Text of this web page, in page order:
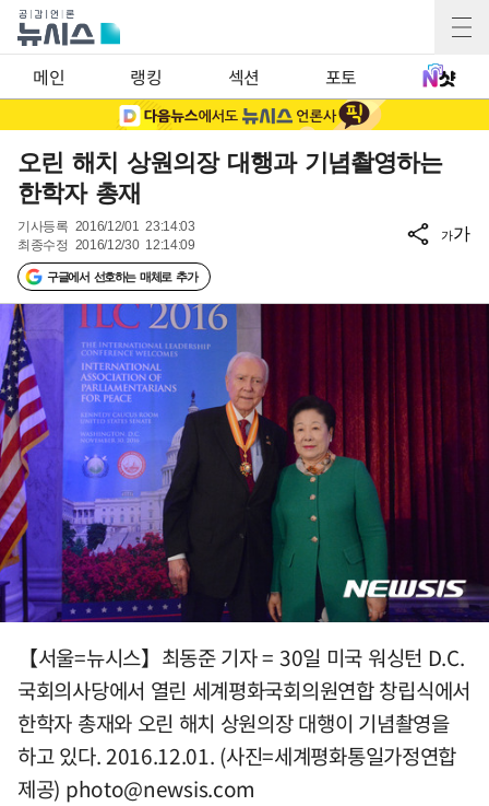
메인 랭킹 섹션 포토
오린 해치 상원의장 대행과 기념촬영하는
한학자 총재
기사등록 2016/12/01 23:14:03
최종수정 2016/12/30 12:14:09
구글에서 선호하는 매체로 추가
가가
【서울=뉴시스】최동준 기자 = 30일 미국 워싱턴 D.C.
국회의사당에서 열린 세계평화국회의원연합 창립식에서
한학자 총재와 오린 해치 상원의장 대행이 기념촬영을
하고 있다. 2016.12.01. (사진=세계평화통일가정연합
제공) photo@newsis.com